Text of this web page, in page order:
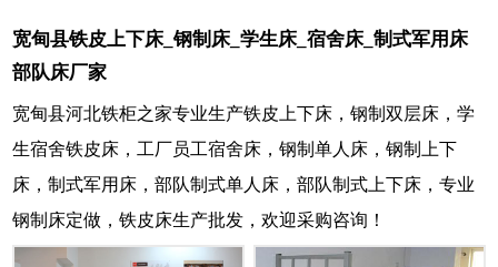
宽甸县铁皮上下床_钢制床_学生床_宿舍床_制式军用床
部队床厂家
宽甸县河北铁柜之家专业生产铁皮上下床，钢制双层床，学
生宿舍铁皮床，工厂员工宿舍床，钢制单人床，钢制上下
床，制式军用床，部队制式单人床，部队制式上下床，专业
钢制床定做，铁皮床生产批发，欢迎采购咨询！